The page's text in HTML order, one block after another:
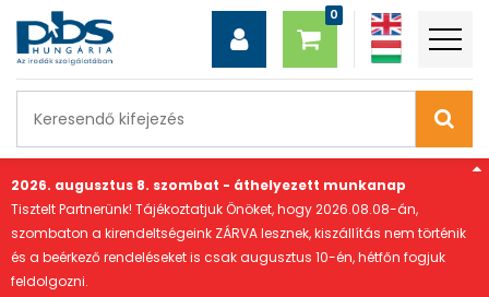
2026. augusztus 8. szombat - áthelyezett munkanap
Tisztelt Partnerünk! Tájékoztatjuk Önöket, hogy 2026.08.08-án,
szombaton a kirendeltségeink ZÁRVA lesznek, kiszállítás nem történik
és a beérkező rendeléseket is csak augusztus 10-én, hétfőn fogjuk
feldolgozni.